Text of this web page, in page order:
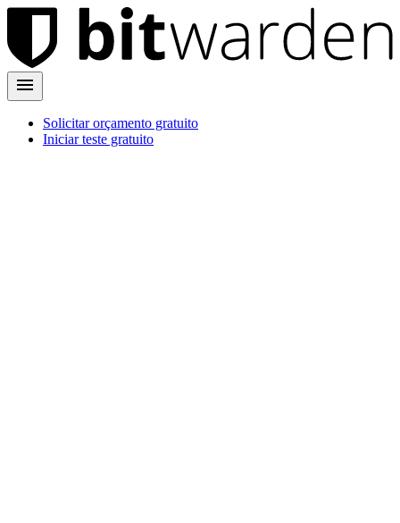
Solicitar orçamento gratuito
Iniciar teste gratuito